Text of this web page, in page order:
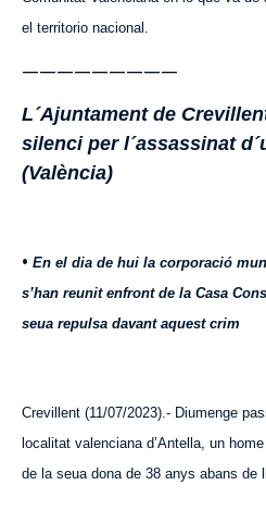
el territorio nacional.
—————————
L´Ajuntament de
silenci per l´assassinat
(València)
• En el dia de hui la corporació
s’han reunit enfront de la Casa
seua repulsa davant aquest crim
Crevillent (11/07/2023).- Diumenge
localitat valenciana d’Antella, un
de la seua dona de 38 anys abans de